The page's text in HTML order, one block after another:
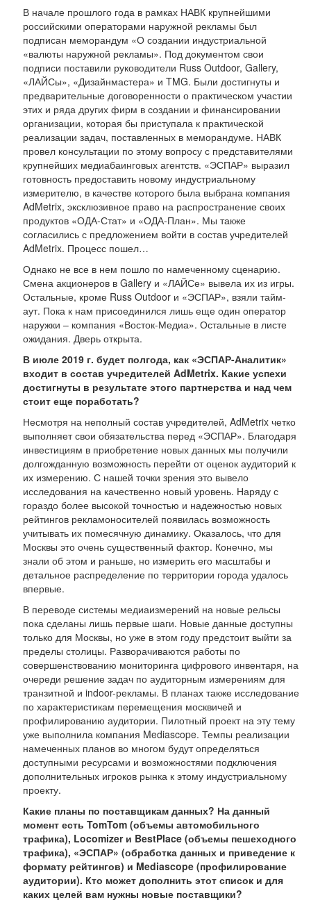
В начале прошлого года в рамках НАВК крупнейшими
российскими операторами наружной рекламы был
подписан меморандум «О создании индустриальной
«валюты наружной рекламы». Под документом свои
подписи поставили руководители Russ Outdoor, Gallery,
«ЛАЙСы», «Дизайнмастера» и TMG. Были достигнуты и
предварительные договоренности о практическом участии
этих и ряда других фирм в создании и финансировании
организации, которая бы приступала к практической
реализации задач, поставленных в меморандуме. НАВК
провел консультации по этому вопросу с представителями
крупнейших медиабаинговых агентств. «ЭСПАР» выразил
готовность предоставить новому индустриальному
измерителю, в качестве которого была выбрана компания
AdMetrix, эксклюзивное право на распространение своих
продуктов «ОДА-Стат» и «ОДА-План». Мы также
согласились с предложением войти в состав учредителей
AdMetrix. Процесс пошел…
Однако не все в нем пошло по намеченному сценарию.
Смена акционеров в Gallery и «ЛАЙСе» вывела их из игры.
Остальные, кроме Russ Outdoor и «ЭСПАР», взяли тайм-
аут. Пока к нам присоединился лишь еще один оператор
наружки – компания «Восток-Медиа». Остальные в листе
ожидания. Дверь открыта.
В июле 2019 г. будет полгода, как «ЭСПАР-Аналитик»
входит в состав учредителей AdMetrix. Какие успехи
достигнуты в результате этого партнерства и над чем
стоит еще поработать?
Несмотря на неполный состав учредителей, AdMetrix четко
выполняет свои обязательства перед «ЭСПАР». Благодаря
инвестициям в приобретение новых данных мы получили
долгожданную возможность перейти от оценок аудиторий к
их измерению. С нашей точки зрения это вывело
исследования на качественно новый уровень. Наряду с
гораздо более высокой точностью и надежностью новых
рейтингов рекламоносителей появилась возможность
учитывать их помесячную динамику. Оказалось, что для
Москвы это очень существенный фактор. Конечно, мы
знали об этом и раньше, но измерить его масштабы и
детальное распределение по территории города удалось
впервые.
В переводе системы медиаизмерений на новые рельсы
пока сделаны лишь первые шаги. Новые данные доступны
только для Москвы, но уже в этом году предстоит выйти за
пределы столицы. Разворачиваются работы по
совершенствованию мониторинга цифрового инвентаря, на
очереди решение задач по аудиторным измерениям для
транзитной и indoor-рекламы. В планах также исследование
по характеристикам перемещения москвичей и
профилированию аудитории. Пилотный проект на эту тему
уже выполнила компания Mediascope. Темпы реализации
намеченных планов во многом будут определяться
доступными ресурсами и возможностями подключения
дополнительных игроков рынка к этому индустриальному
проекту.
Какие планы по поставщикам данных? На данный
момент есть TomTom (объемы автомобильного
трафика), Locomizer и BestPlace (объемы пешеходного
трафика), «ЭСПАР» (обработка данных и приведение к
формату рейтингов) и Mediascope (профилирование
аудитории). Кто может дополнить этот список и для
каких целей вам нужны новые поставщики?